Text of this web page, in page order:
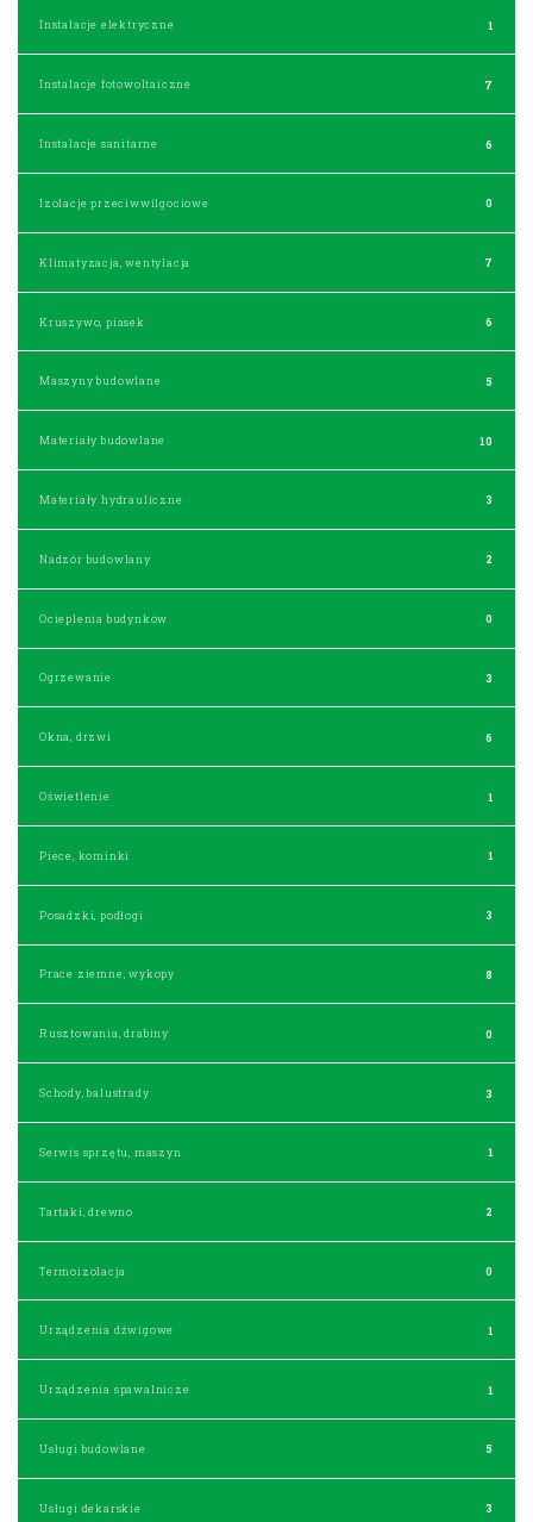
Instalacje elektryczne 1
Instalacje fotowoltaiczne 7
Instalacje sanitarne 6
Izolacje przeciwwilgociowe 0
Klimatyzacja, wentylacja 7
Kruszywo, piasek 6
Maszyny budowlane 5
Materiały budowlane 10
Materiały hydrauliczne 3
Nadzór budowlany 2
Ocieplenia budynków 0
Ogrzewanie 3
Okna, drzwi 6
Oświetlenie 1
Piece, kominki 1
Posadzki, podłogi 3
Prace ziemne, wykopy 8
Rusztowania, drabiny 0
Schody, balustrady 3
Serwis sprzętu, maszyn 1
Tartaki, drewno 2
Termoizolacja 0
Urządzenia dźwigowe 1
Urządzenia spawalnicze 1
Usługi budowlane 5
Usługi dekarskie 3